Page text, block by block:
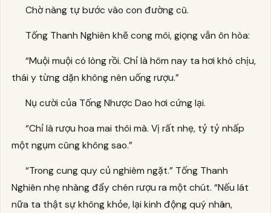
Chờ nàng tự bước vào con đường cũ.
Tống Thanh Nghiên khẽ cong môi, giọng vẫn ôn hòa:
“Muội muội có lòng rồi. Chỉ là hôm nay ta hơi khó chịu,
thái y từng dặn không nên uống rượu.”
Nụ cười của Tống Nhược Dao hơi cứng lại.
“Chỉ là rượu hoa mai thôi mà. Vị rất nhẹ, tỷ tỷ nhấp
một ngụm cũng không sao.”
“Trong cung quy củ nghiêm ngặt.” Tống Thanh
Nghiên nhẹ nhàng đẩy chén rượu ra một chút. “Nếu lát
nữa ta thật sự không khỏe, lại kinh động quý nhân,